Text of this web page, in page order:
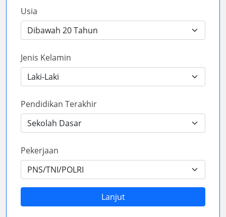
Usia
Jenis Kelamin
Pendidikan Terakhir
Pekerjaan
Lanjut